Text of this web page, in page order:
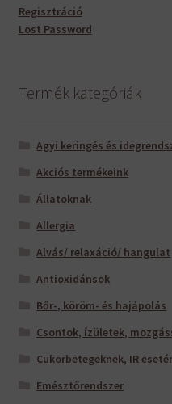
Regisztráció
Lost Password
Termék kategóriák
Agyi keringés és
Akciós termékeink
Állatoknak
Allergia
Alvás/ relaxáció/ hangulat
Antioxidánsok
Bőr-, köröm- és hajápolás
Csontok, ízületek,
Cukorbetegeknek, IR
Emésztőrendszer